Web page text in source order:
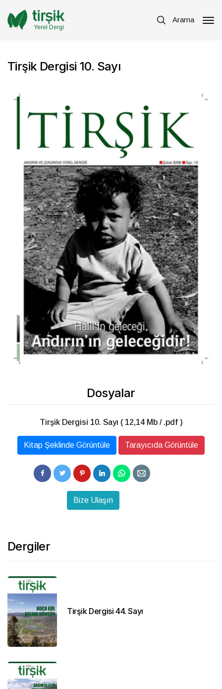
Yerel Dergi
Arama
Tirşik Dergisi 10. Sayı
Dosyalar
Tirşik Dergisi 10. Sayı ( 12,14 Mb / .pdf )
Kitap Şeklinde Görüntüle Tarayıcıda Görüntüle
Bize Ulaşın
Dergiler
Tirşik Dergisi 44. Sayı